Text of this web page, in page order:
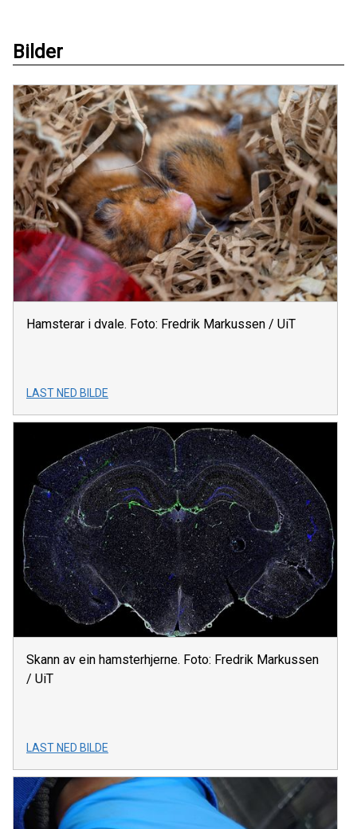
Bilder
Hamsterar i dvale. Foto: Fredrik Markussen / UiT
LAST NED BILDE
Skann av ein hamsterhjerne. Foto: Fredrik Markussen
/ UiT
LAST NED BILDE